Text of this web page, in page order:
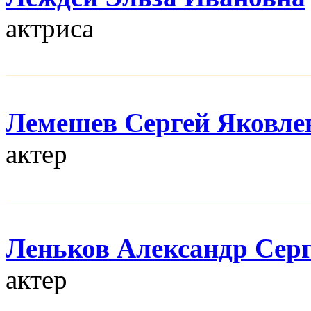
актриса
Лемешев Сергей
актер
Леньков Александр
актер